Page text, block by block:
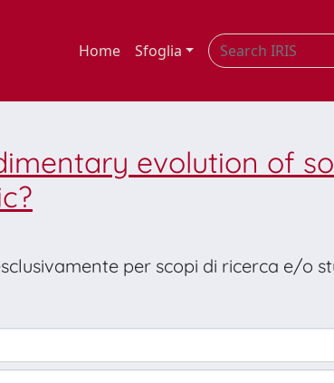
Home Sfoglia
evolution of
per scopi di ricerca e/o